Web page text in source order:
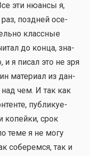
эти нюан­сы я,
позд­ней осе­
класс­ные
до кон­ца, зна­
я писал это не зря
мате­ри­ал из дан­
над чем. И так как
пуб­ли­ку­е­
копей­ки, срок
теме я не могу
собе­рем­ся, так и